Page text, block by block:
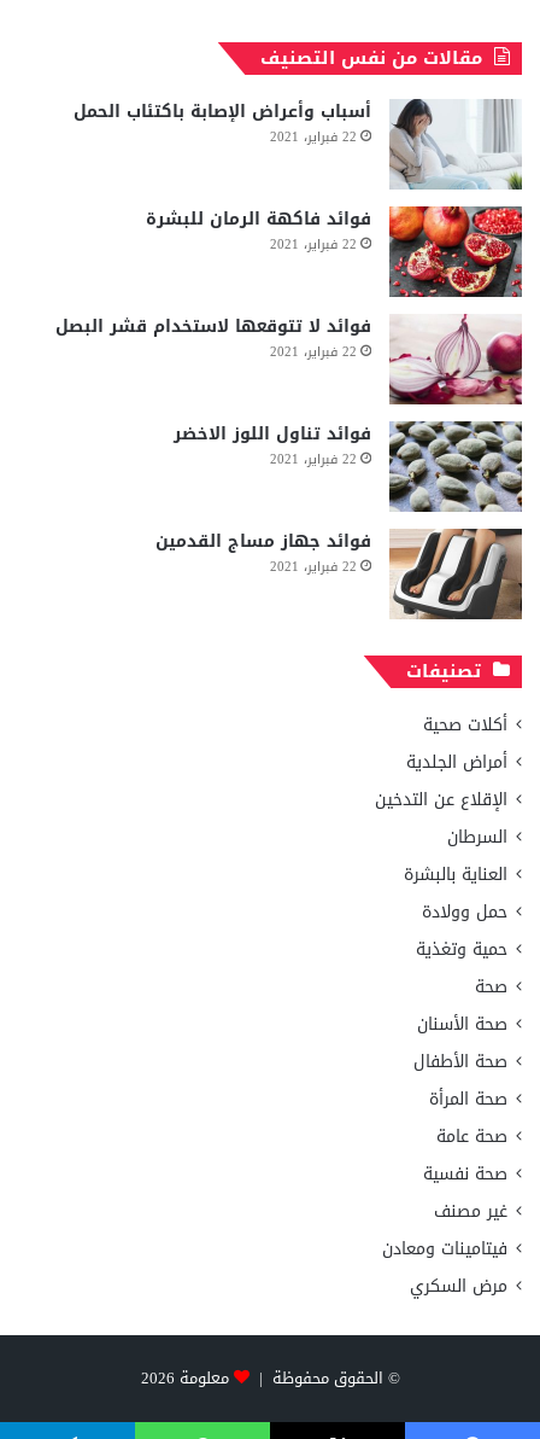
مقالات من نفس التصنيف
أسباب وأعراض الإصابة باكتئاب الحمل
22 فبراير، 2021
فوائد فاكهة الرمان للبشرة
22 فبراير، 2021
فوائد لا تتوقعها لاستخدام قشر البصل
22 فبراير، 2021
فوائد تناول اللوز الاخضر
22 فبراير، 2021
فوائد جهاز مساج القدمين
22 فبراير، 2021
تصنيفات
أكلات صحية
أمراض الجلدية
الإقلاع عن التدخين
السرطان
العناية بالبشرة
حمل وولادة
حمية وتغذية
صحة
صحة الأسنان
صحة الأطفال
صحة المرأة
صحة عامة
صحة نفسية
غير مصنف
فيتامينات ومعادن
مرض السكري
© الحقوق محفوظة | معلومة